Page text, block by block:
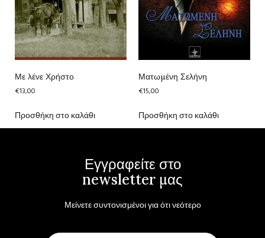
Με λένε Χρήστο
€13,00
Προσθήκη στο καλάθι
Ματωμένη Σελήνη
€15,00
Προσθήκη στο καλάθι
Εγγραφείτε στο
newsletter μας
Μείνετε συντονισμένοι για ότι νεότερο